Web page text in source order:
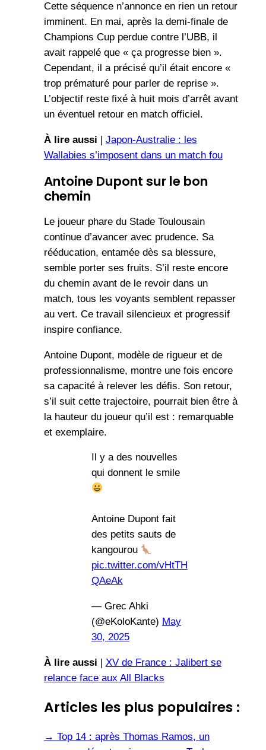
Cette séquence n’annonce en rien un retour
imminent. En mai, après la demi-finale de
Champions Cup perdue contre l’UBB, il
avait rappelé que « ça progresse bien ».
Cependant, il a précisé qu’il était encore «
trop prématuré pour parler de reprise ».
L’objectif reste fixé à huit mois d’arrêt avant
un éventuel retour en match officiel.
À lire aussi | Japon-Australie : les
Wallabies s’imposent dans un match fou
Antoine Dupont sur le bon
chemin
Le joueur phare du Stade Toulousain
continue d’avancer avec prudence. Sa
rééducation, entamée dès sa blessure,
semble porter ses fruits. S’il reste encore
du chemin avant de le revoir dans un
match, tous les voyants semblent repasser
au vert. Ce travail silencieux et progressif
inspire confiance.
Antoine Dupont, modèle de rigueur et de
professionnalisme, montre une fois encore
sa capacité à relever les défis. Son retour,
s’il suit cette trajectoire, pourrait bien être à
la hauteur du joueur qu’il est : remarquable
et exemplaire.
Il y a des nouvelles
qui donnent le smile
Antoine Dupont fait
des petits sauts de
kangourou
pic.twitter.com/vHtTH
QAeAk
— Grec Ahki
(@eKoloKante) May
30, 2025
À lire aussi | XV de France : Jalibert se
relance face aux All Blacks
Articles les plus populaires :
→ Top 14 : après Thomas Ramos, un